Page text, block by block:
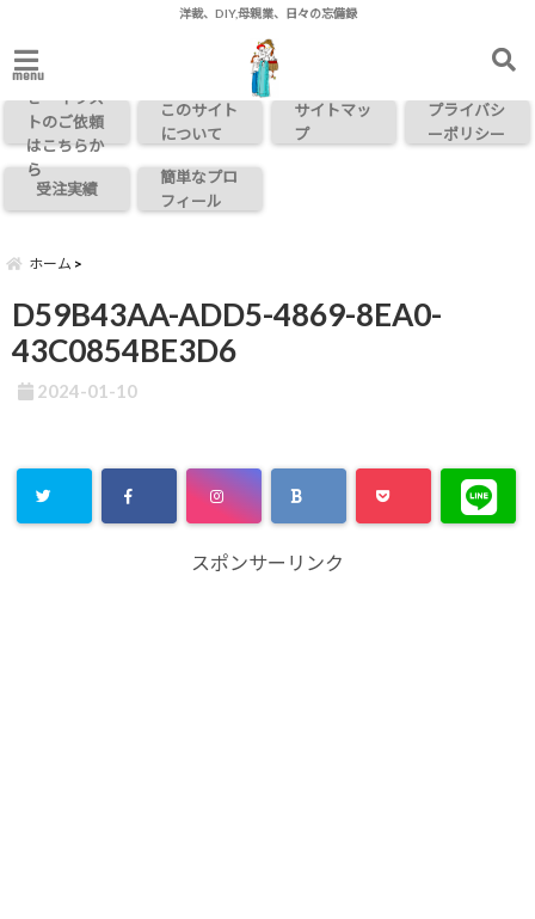
洋裁、DIY,母親業、日々の忘備録
menuお問い合わ
せ・イラス
トのご依頼
はこちらか
ら
このサイト
について
サイトマッ
プ
プライバシ
ーポリシー
受注実績
簡単なプロ
フィール
ホーム
D59B43AA-ADD5-4869-8EA0-
43C0854BE3D6
2024-01-10
スポンサーリンク